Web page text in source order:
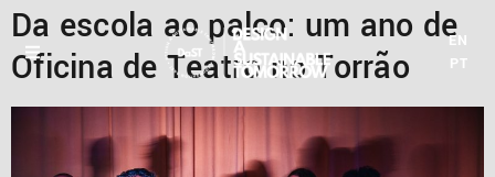
EN
PT
Da escola ao palco: um ano de
Oficina de Teatro no Torrão